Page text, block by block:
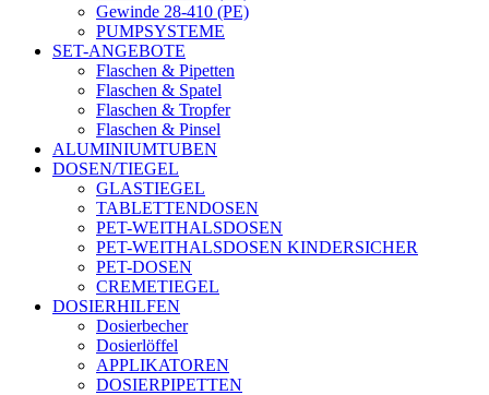
Gewinde 28-410 (PE)
PUMPSYSTEME
SET-ANGEBOTE
Flaschen & Pipetten
Flaschen & Spatel
Flaschen & Tropfer
Flaschen & Pinsel
ALUMINIUMTUBEN
DOSEN/TIEGEL
GLASTIEGEL
TABLETTENDOSEN
PET-WEITHALSDOSEN
PET-WEITHALSDOSEN KINDERSICHER
PET-DOSEN
CREMETIEGEL
DOSIERHILFEN
Dosierbecher
Dosierlöffel
APPLIKATOREN
DOSIERPIPETTEN